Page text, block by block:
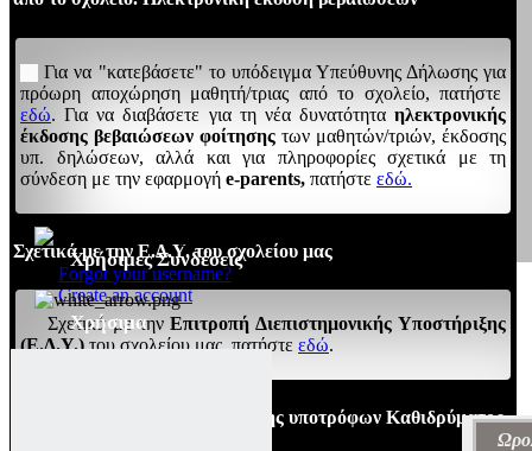
Για να "κατεβάσετε" το υπόδειγμα Υπεύθυνης Δήλωσης για
πρόωρη αποχώρηση μαθητή/τριας από το σχολείο, πατήστε
εδώ. Για να διαβάσετε για τη νέα δυνατότητα ηλεκτρονικής
έκδοσης βεβαιώσεων φοίτησης των μαθητών/τριών, έκδοσης
υπ. δηλώσεων, αλλά και για πληροφορίες σχετικά με τη
σύνδεση με την εφαρμογή e-parents, πατήστε εδώ.
Σχετικά με την Ε.Δ.Υ. του σχολείου μας
Σχετικά με τηνΕπιτροπή Διεπιστημονικής Υποστήριξης
(Ε.Δ.Υ.)του σχολείου μας, πατήστε εδώ.
4/9/2024: Προκήρυξη πρόσληψης υποτρόφων Καθιδρύματος
Forgot your username?
Create an account
Χρήσιμα
Χρήσιμες Συνδέσεις